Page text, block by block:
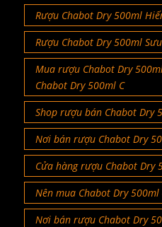
Rượu Chabot Dry 500ml
Rượu Chabot Dry 500ml
Mua rượu Chabot Dry
Chabot Dry 500ml C
Shop rượu bán Chabot Dry
Nơi bán rượu Chabot Dry
Cửa hàng rượu Chabot Dry
Nên mua Chabot Dry
Nơi bán rượu Chabot Dry